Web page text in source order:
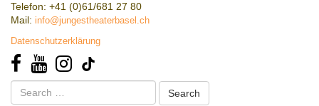
Telefon: +41 (0)61/681 27 80
Mail: info@jungestheaterbasel.ch
Datenschutzerklärung
Search
for: